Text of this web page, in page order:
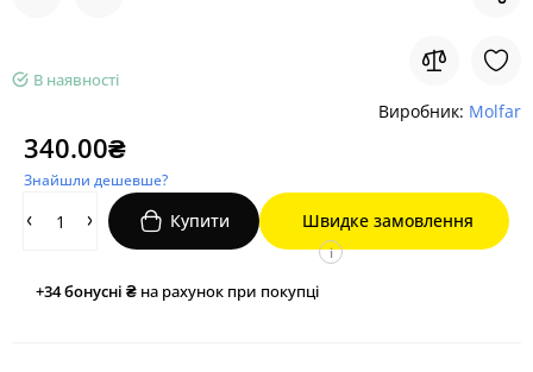
В наявності
Виробник: Molfar
340.00₴
Знайшли дешевше?
Купити Швидке замовлення
+34бонусні ₴ на рахунок при покупці
i